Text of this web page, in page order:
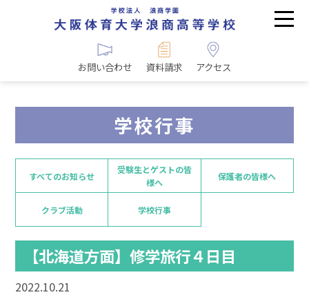
お問い合わせ 資料請求 アクセス
学校行事
すべてのお知らせ
受験生とゲストの皆
様へ
保護者の皆様へ
クラブ活動 学校行事
【北海道方面】修学旅行４日目
2022.10.21